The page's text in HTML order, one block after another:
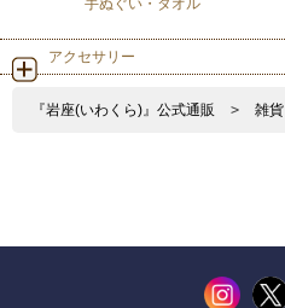
手ぬぐい・タオル
アクセサリー
『岩座(いわくら)』公式通販 > 雑貨